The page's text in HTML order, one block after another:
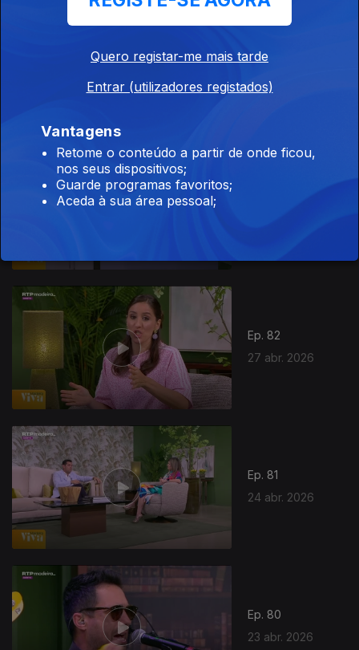
Ep. 84
29 abr. 2026
Ep. 82
27 abr. 2026
Ep. 81
24 abr. 2026
Ep. 80
23 abr. 2026
Quero registar-me mais tarde
Entrar (utilizadores registados)
Vantagens
Retome o conteúdo a partir de onde ficou,
nos seus dispositivos;
Guarde programas favoritos;
Aceda à sua área pessoal;